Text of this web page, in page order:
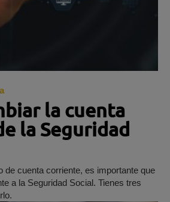
la cuenta
la Seguridad
de cuenta corriente, es importante que
a la Seguridad Social. Tienes tres